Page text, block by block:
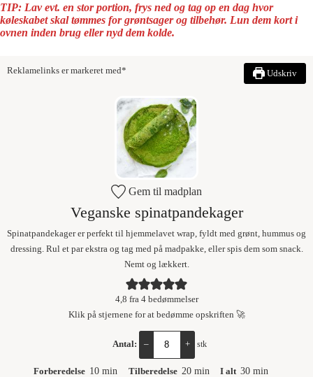
TIP: Lav evt. en stor portion, frys ned og tag op en dag hvor
køleskabet skal tømmes for grøntsager og tilbehør. Lun dem kort i
ovnen inden brug eller nyd dem kolde.
Reklamelinks er markeret med* Udskriv
Gem til madplan
Veganske spinatpandekager
Spinatpandekager er perfekt til hjemmelavet wrap, fyldt med grønt, hummus og
dressing. Rul et par ekstra og tag med på madpakke, eller spis dem som snack.
Nemt og lækkert.
4,8 fra 4bedømmelser
Klik på stjernene for at bedømme opskriften 🚀
Antal: – + stk
Forberedelse 10 min Tilberedelse 20 min I alt 30 min